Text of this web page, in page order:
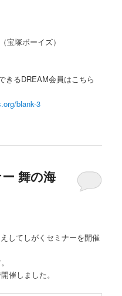
宝塚ボーイズ）
きるDREAM会員はこちら
blank-3
舞の海
してしがくセミナーを開催
催しました。